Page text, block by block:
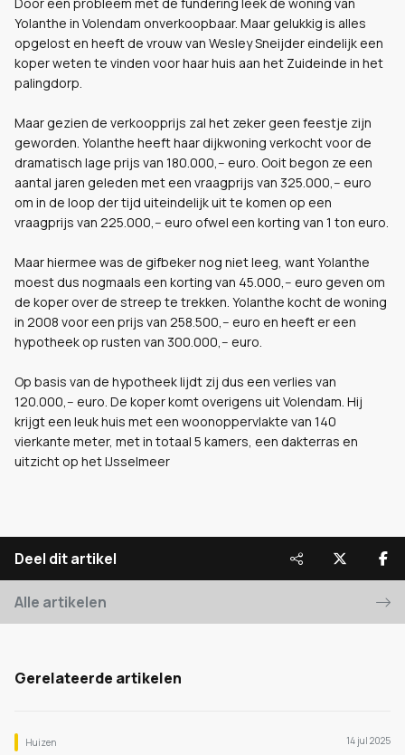
Yolanthe in Volendam onverkoopbaar. Maar gelukkig is alles
opgelost en heeft de vrouw van Wesley Sneijder eindelijk een
koper weten te vinden voor haar huis aan het Zuideinde in het
palingdorp.
Maar gezien de verkoopprijs zal het zeker geen feestje zijn
geworden. Yolanthe heeft haar dijkwoning verkocht voor de
dramatisch lage prijs van 180.000,-- euro. Ooit begon ze een
aantal jaren geleden met een vraagprijs van 325.000,-- euro
om in de loop der tijd uiteindelijk uit te komen op een
vraagprijs van 225.000,-- euro ofwel een korting van 1 ton euro.
Maar hiermee was de gifbeker nog niet leeg, want Yolanthe
moest dus nogmaals een korting van 45.000,-- euro geven om
de koper over de streep te trekken. Yolanthe kocht de woning
in 2008 voor een prijs van 258.500,-- euro en heeft er een
hypotheek op rusten van 300.000,-- euro.
Op basis van de hypotheek lijdt zij dus een verlies van
120.000,-- euro. De koper komt overigens uit Volendam. Hij
krijgt een leuk huis met een woonoppervlakte van 140
vierkante meter, met in totaal 5 kamers, een dakterras en
uitzicht op het IJsselmeer
Deel dit artikel
Alle artikelen
Gerelateerde artikelen
Huizen 14 jul 2025